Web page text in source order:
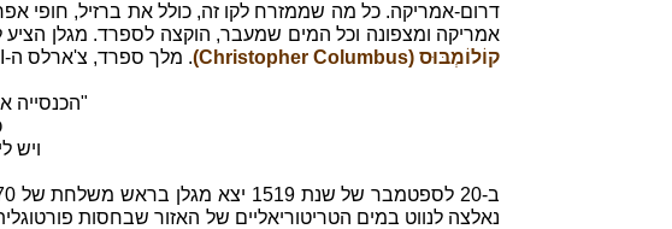
דרום-אמריקה. כל מה שממזרח לקו זה, כולל את ברזיל, חופי
אמריקה ומצפונה וכל המים שמעבר, הוקצה לספרד. מגלן
קוֹלוֹמְבּוּס (Christopher Columbus)
. מלך ספרד, צ'ארלס ה-I שוכנע על-ידו והסכים לממן עבורו את המסע ההרפתקני מסביב לעולם.
"הכנסייה
ויש
נאלצה לנווט במים הטריטוריאליים של האזור שבחסות